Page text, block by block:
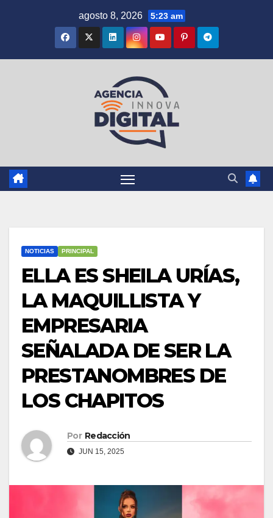
agosto 8, 2026 5:23 am
NOTICIAS PRINCIPAL
ELLA ES SHEILA URÍAS,
LA MAQUILLISTA Y
EMPRESARIA
SEÑALADA DE SER LA
PRESTANOMBRES DE
LOS CHAPITOS
Por Redacción
JUN 15, 2025